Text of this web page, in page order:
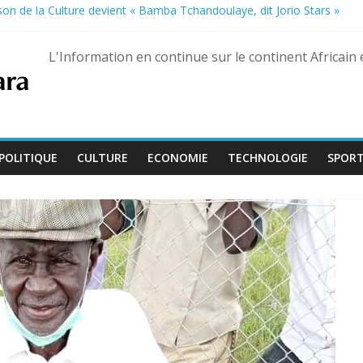
de la Culture devient « Bamba Tchandoulaye, dit Jorio Stars »
soldats à Gaza
de 4 600 détenus pour le 66e anniversaire de l’indépendance
pour la séquestration d’un maquisard accusé à tort de vol de porc
L'Information en continue sur le continent Africain
POLITIQUE CULTURE ECONOMIE TECHNOLOGIE